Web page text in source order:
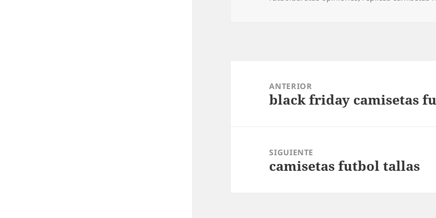
entradas
ANTERIOR
Entrada
black friday camisetas
SIGUIENTE
Entrada
camisetas futbol tallas